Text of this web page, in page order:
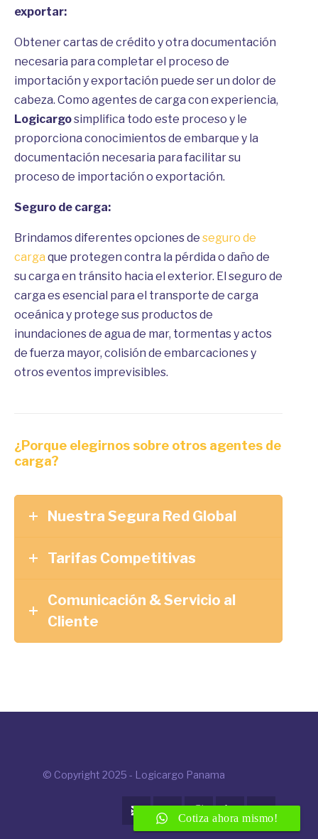
exportar:
Obtener cartas de crédito y otra documentación
necesaria para completar el proceso de
importación y exportación puede ser un dolor de
cabeza. Como agentes de carga con experiencia,
Logicargosimplifica todo este proceso y le
proporciona conocimientos de embarque y la
documentación necesaria para facilitar su
proceso de importación o exportación.
Seguro de carga:
Brindamos diferentes opciones de seguro de
carga que protegen contra la pérdida o daño de
su carga en tránsito hacia el exterior. El seguro de
carga es esencial para el transporte de carga
oceánica y protege sus productos de
inundaciones de agua de mar, tormentas y actos
de fuerza mayor, colisión de embarcaciones y
otros eventos imprevisibles.
¿Porque elegirnos sobre otros agentes de
carga?
Nuestra Segura Red Global
Tarifas Competitivas
Comunicación & Servicio al
Cliente
© Copyright 2025 - Logicargo Panama
    
Cotiza ahora mismo!